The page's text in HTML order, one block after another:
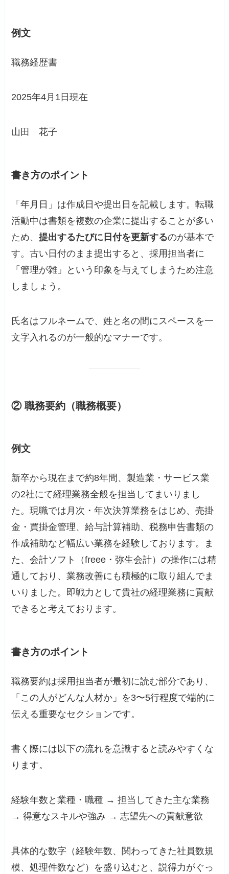
例文
職務経歴書
2025年4月1日現在
山田 花子
書き方のポイント
「年月日」は作成日や提出日を記載します。転職
活動中は書類を複数の企業に提出することが多い
ため、提出するたびに日付を更新するのが基本で
す。古い日付のまま提出すると、採用担当者に
「管理が雑」という印象を与えてしまうため注意
しましょう。
氏名はフルネームで、姓と名の間にスペースを一
文字入れるのが一般的なマナーです。
② 職務要約（職務概要）
例文
新卒から現在まで約8年間、製造業・サービス業
の2社にて経理業務全般を担当してまいりまし
た。現職では月次・年次決算業務をはじめ、売掛
金・買掛金管理、給与計算補助、税務申告書類の
作成補助など幅広い業務を経験しております。ま
た、会計ソフト（freee・弥生会計）の操作には精
通しており、業務改善にも積極的に取り組んでま
いりました。即戦力として貴社の経理業務に貢献
できると考えております。
書き方のポイント
職務要約は採用担当者が最初に読む部分であり、
「この人がどんな人材か」を3〜5行程度で端的に
伝える重要なセクションです。
書く際には以下の流れを意識すると読みやすくな
ります。
経験年数と業種・職種 → 担当してきた主な業務
→ 得意なスキルや強み → 志望先への貢献意欲
具体的な数字（経験年数、関わってきた社員数規
模、処理件数など）を盛り込むと、説得力がぐっ